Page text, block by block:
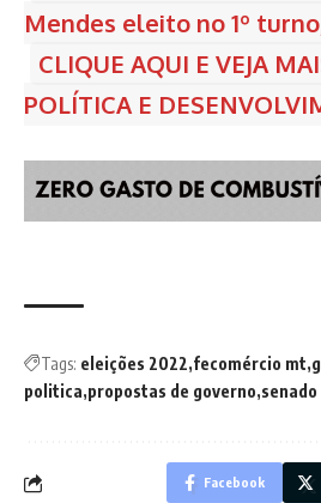
Mendes eleito no 1º
CLIQUE AQUI E VEJA
POLÍTICA E
Tags: eleições 2022 fecomércio mt
politica propostas de governo
Facebook